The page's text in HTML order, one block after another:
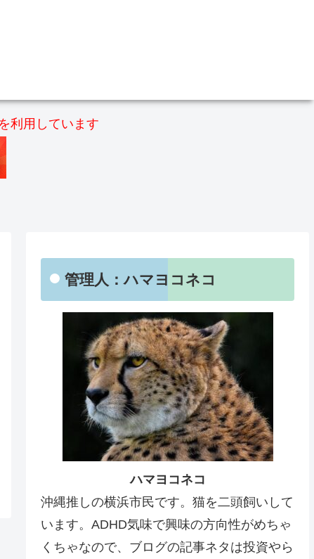
利用しています
管理人：ハマヨコネコ
ハマヨコネコ
沖縄推しの横浜市民です。猫を二頭飼いして
います。ADHD気味で興味の方向性がめちゃ
くちゃなので、ブログの記事ネタは投資やら